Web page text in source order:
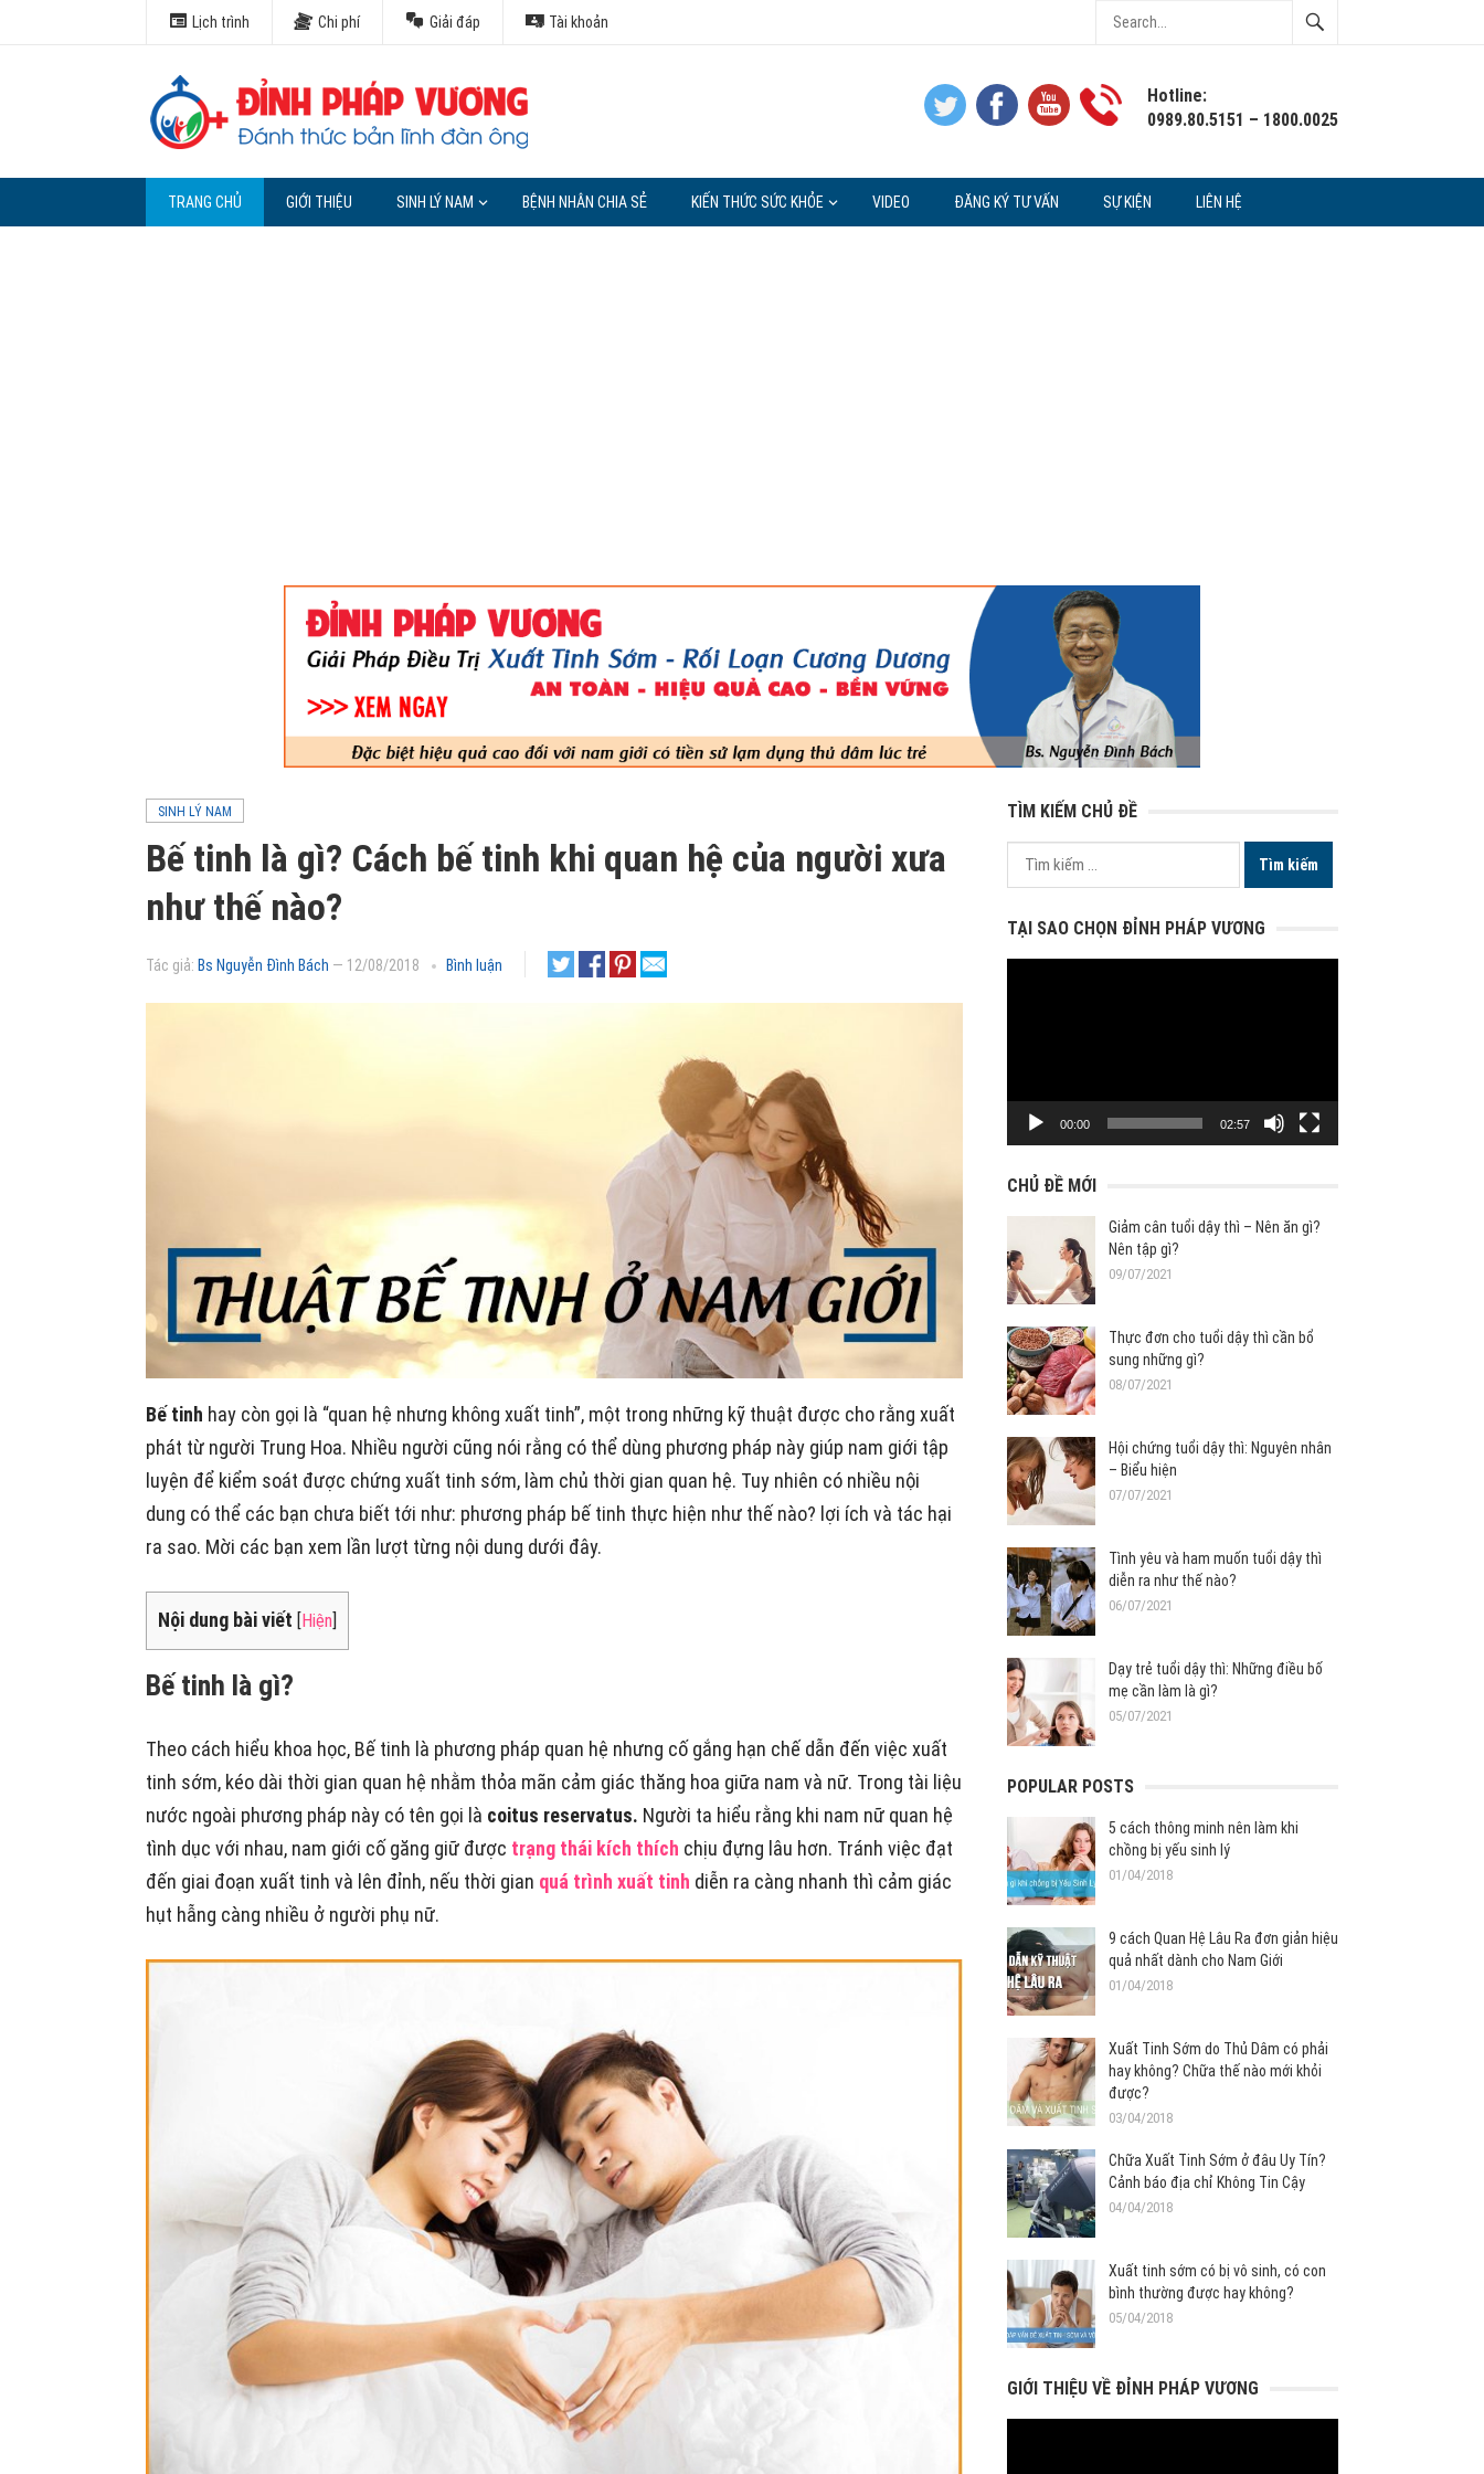
Lịch trình Chi phí Giải đáp Tài khoản
Hotline:
0989.80.5151 – 1800.0025
TRANG CHỦ GIỚI THIỆU SINH LÝ NAM BỆNH NHÂN CHIA SẺ KIẾN THỨC SỨC KHỎE VIDEO ĐĂNG KÝ TƯ VẤN SỰ KIỆN LIÊN HỆ
SINH LÝ NAM
Bế tinh là gì? Cách bế tinh khi quan hệ của người xưa
như thế nào?
Tác giả: Bs Nguyễn Đình Bách — 12/08/2018 Bình luận
Bế tinh hay còn gọi là “quan hệ nhưng không xuất tinh”, một trong những kỹ thuật được cho rằng xuất
phát từ người Trung Hoa. Nhiều người cũng nói rằng có thể dùng phương pháp này giúp nam giới tập
luyện để kiểm soát được chứng xuất tinh sớm, làm chủ thời gian quan hệ. Tuy nhiên có nhiều nội
dung có thể các bạn chưa biết tới như: phương pháp bế tinh thực hiện như thế nào? lợi ích và tác hại
ra sao. Mời các bạn xem lần lượt từng nội dung dưới đây.
Nội dung bài viết [Hiện]
Bế tinh là gì?
Theo cách hiểu khoa học, Bế tinh là phương pháp quan hệ nhưng cố gắng hạn chế dẫn đến việc xuất
tinh sớm, kéo dài thời gian quan hệ nhằm thỏa mãn cảm giác thăng hoa giữa nam và nữ. Trong tài liệu
nước ngoài phương pháp này có tên gọi là coitus reservatus. Người ta hiểu rằng khi nam nữ quan hệ
tình dục với nhau, nam giới cố găng giữ được trạng thái kích thích chịu đựng lâu hơn. Tránh việc đạt
đến giai đoạn xuất tinh và lên đỉnh, nếu thời gian quá trình xuất tinh diễn ra càng nhanh thì cảm giác
hụt hẫng càng nhiều ở người phụ nữ.
TÌM KIẾM CHỦ ĐỀ
Tìm
kiếm
TẠI SAO CHỌN ĐỈNH PHÁP VƯƠNG
00:00 02:57
CHỦ ĐỀ MỚI
Giảm cân tuổi dậy thì – Nên ăn gì?
Nên tập gì?
09/07/2021
Thực đơn cho tuổi dậy thì cần bổ
sung những gì?
08/07/2021
Hội chứng tuổi dậy thì: Nguyên nhân
– Biểu hiện
07/07/2021
Tình yêu và ham muốn tuổi dậy thì
diễn ra như thế nào?
06/07/2021
Dạy trẻ tuổi dậy thì: Những điều bố
mẹ cần làm là gì?
05/07/2021
POPULAR POSTS
5 cách thông minh nên làm khi
chồng bị yếu sinh lý
01/04/2018
9 cách Quan Hệ Lâu Ra đơn giản hiệu
quả nhất dành cho Nam Giới
01/04/2018
Xuất Tinh Sớm do Thủ Dâm có phải
hay không? Chữa thế nào mới khỏi
được?
03/04/2018
Chữa Xuất Tinh Sớm ở đâu Uy Tín?
Cảnh báo địa chỉ Không Tin Cậy
04/04/2018
Xuất tinh sớm có bị vô sinh, có con
bình thường được hay không?
05/04/2018
GIỚI THIỆU VỀ ĐỈNH PHÁP VƯƠNG